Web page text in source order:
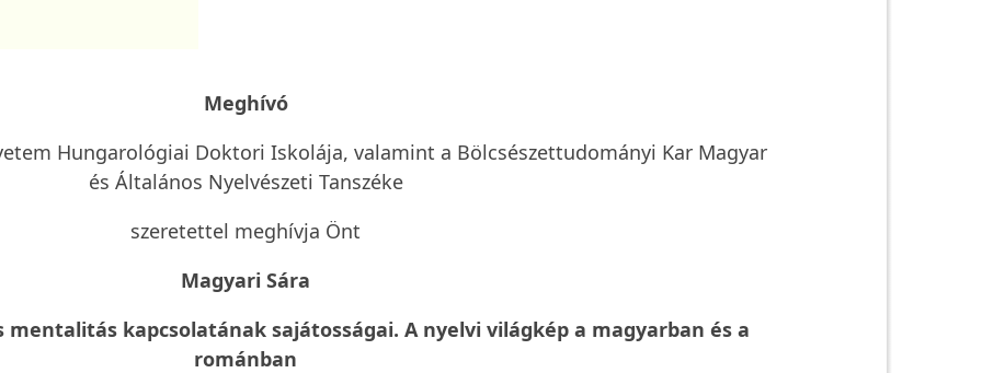
Meghívó
Hungarológiai Doktori Iskolája, valamint a Bölcsészettudományi Kar Magyar
és Általános Nyelvészeti Tanszéke
szeretettel meghívja Önt
Magyari Sára
mentalitás kapcsolatának sajátosságai. A nyelvi világkép a magyarban és a
románban